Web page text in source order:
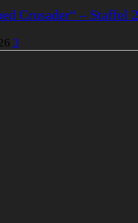
Crusader“ – Staffel 2
3